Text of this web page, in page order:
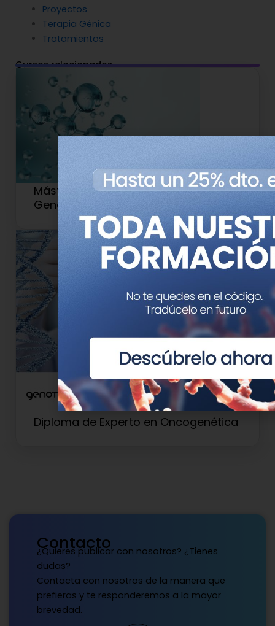
Proyectos
Terapia Génica
Tratamientos
Cursos relacionados
Máster en Medicina de Precisión y
Genética Clínica
Diploma de Experto en Oncogenética
Contacto
¿Quieres publicar con nosotros? ¿Tienes
dudas?
Contacta con nosotros de la manera que
prefieras y te responderemos a la mayor
brevedad.